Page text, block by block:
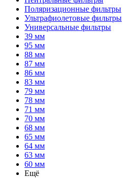
Поляризационные фильтры
Ультрафиолетовые фильтры
Универсальные фильтры
39 мм
95 мм
88 мм
87 мм
86 мм
83 мм
79 мм
78 мм
71 мм
70 мм
68 мм
65 мм
64 мм
63 мм
60 мм
Ещё